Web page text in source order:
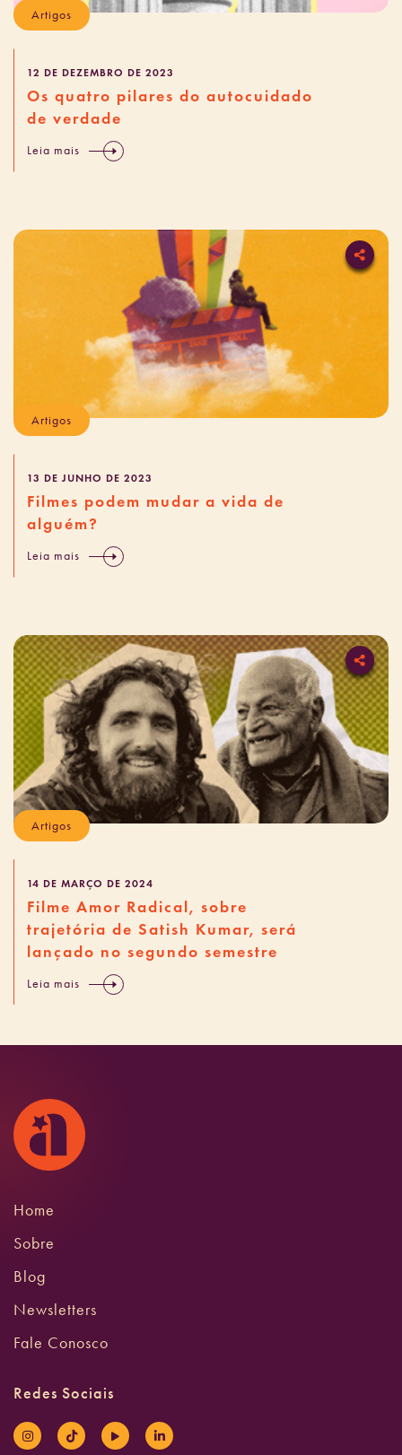
Artigos
12 DE DEZEMBRO DE 2023
Os quatro pilares do autocuidado
de verdade
Leia mais
Artigos
13 DE JUNHO DE 2023
Filmes podem mudar a vida de
alguém?
Leia mais
Artigos
14 DE MARÇO DE 2024
Filme Amor Radical, sobre
trajetória de Satish Kumar, será
lançado no segundo semestre
Leia mais
Home
Sobre
Blog
Newsletters
Fale Conosco
Redes Sociais